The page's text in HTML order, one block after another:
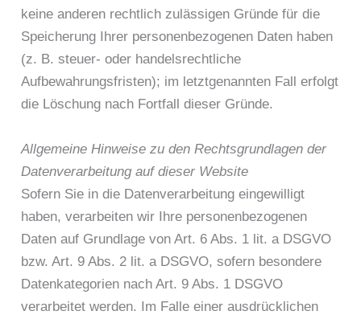
keine anderen rechtlich zulässigen Gründe für die
Speicherung Ihrer personenbezogenen Daten haben
(z. B. steuer- oder handelsrechtliche
Aufbewahrungsfristen); im letztgenannten Fall erfolgt
die Löschung nach Fortfall dieser Gründe.
Allgemeine Hinweise zu den Rechtsgrundlagen der
Datenverarbeitung auf dieser Website
Sofern Sie in die Datenverarbeitung eingewilligt
haben, verarbeiten wir Ihre personenbezogenen
Daten auf Grundlage von Art. 6 Abs. 1 lit. a DSGVO
bzw. Art. 9 Abs. 2 lit. a DSGVO, sofern besondere
Datenkategorien nach Art. 9 Abs. 1 DSGVO
verarbeitet werden. Im Falle einer ausdrücklichen